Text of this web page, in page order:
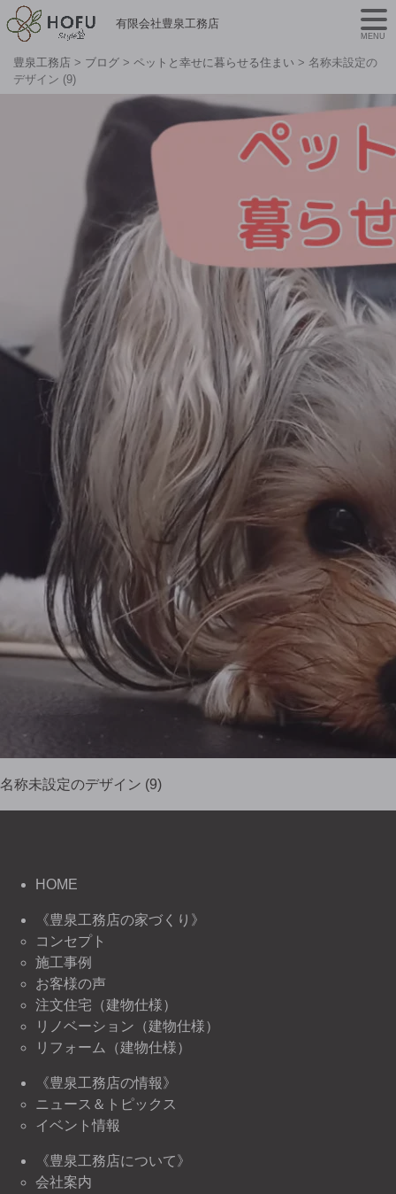
有限会社豊泉工務店
豊泉工務店 > ブログ > ペットと幸せに暮らせる住まい > 名称未設定の
デザイン (9)
名称未設定のデザイン (9)
MENU
HOME
《豊泉工務店の家づくり》
コンセプト
施工事例
お客様の声
注文住宅（建物仕様）
リノベーション（建物仕様）
リフォーム（建物仕様）
《豊泉工務店の情報》
ニュース＆トピックス
イベント情報
《豊泉工務店について》
会社案内